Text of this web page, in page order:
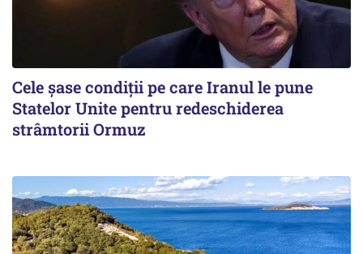
Cele șase condiții pe care Iranul le pune
Statelor Unite pentru redeschiderea
strâmtorii Ormuz